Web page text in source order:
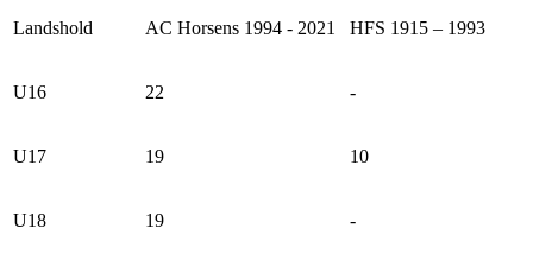
Landshold AC Horsens 1994 - 2021 HFS 1915 – 1993
U16 22 -
U17 19 10
U18 19 -